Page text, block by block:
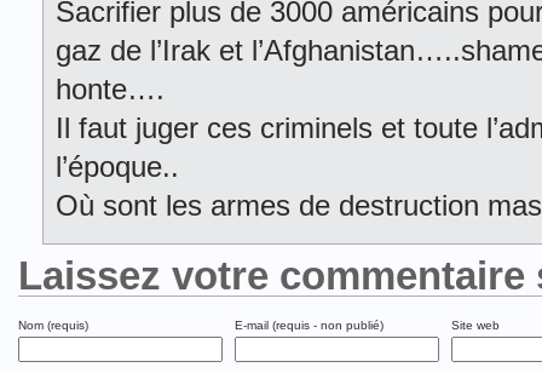
Sacrifier plus de 3000 américains
gaz de l’Irak et
honte….
Il faut juger ces criminels et toute
l’époque..
Où sont les armes de destruction
Laissez votre commentaire
Nom (requis) E-mail (requis - non publié) Site web